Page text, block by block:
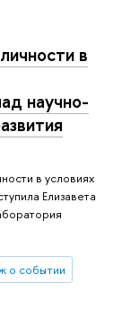
в
научно-
в условиях
Елизавета
о событии